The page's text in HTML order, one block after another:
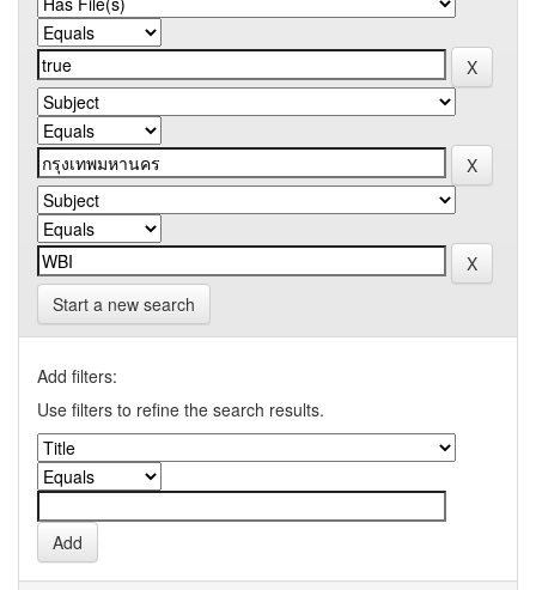
Start a new search
Add filters:
Use filters to refine the search results.